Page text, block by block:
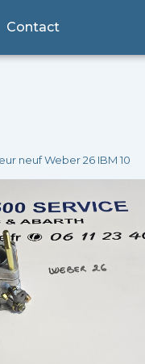
Boutique
Contact
neuf Weber 26 IBM 10